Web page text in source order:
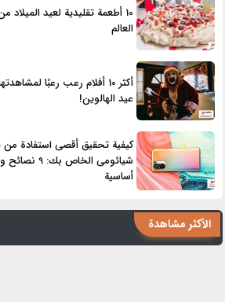
10 أطعمة تقليدية لعيد
العالم
أكثر 10 أفلام رعب رعبًا
عيد الهالوين!
كيفية تحقيق أقصى استفادة
شیائومی الخاص بك:
أساسية
الأكثر مشاهدة